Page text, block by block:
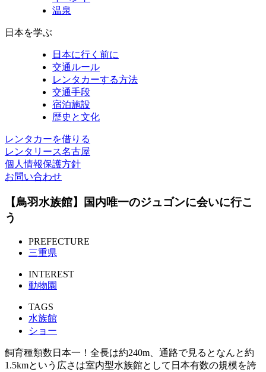
温泉
日本を学ぶ
日本に行く前に
交通ルール
レンタカーする方法
交通手段
宿泊施設
歴史と文化
レンタカーを借りる
レンタリース名古屋
個人情報保護方針
お問い合わせ
【鳥羽水族館】国内唯一のジュゴンに会いに行こ
う
PREFECTURE
三重県
INTEREST
動物園
TAGS
水族館
ショー
飼育種類数日本一！全長は約240m、通路で見るとなんと約
1.5kmという広さは室内型水族館として日本有数の規模を誇